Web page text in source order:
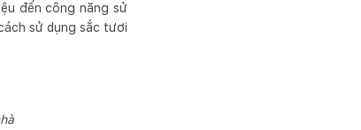
đến công năng sử
sử dụng sắc tươi